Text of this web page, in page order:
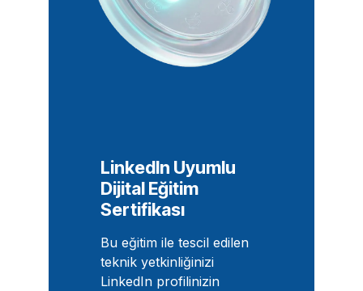
LinkedIn Uyumlu
Dijital Eğitim
Sertifikası
Bu eğitim ile tescil edilen
teknik yetkinliğinizi
LinkedIn profilinizin